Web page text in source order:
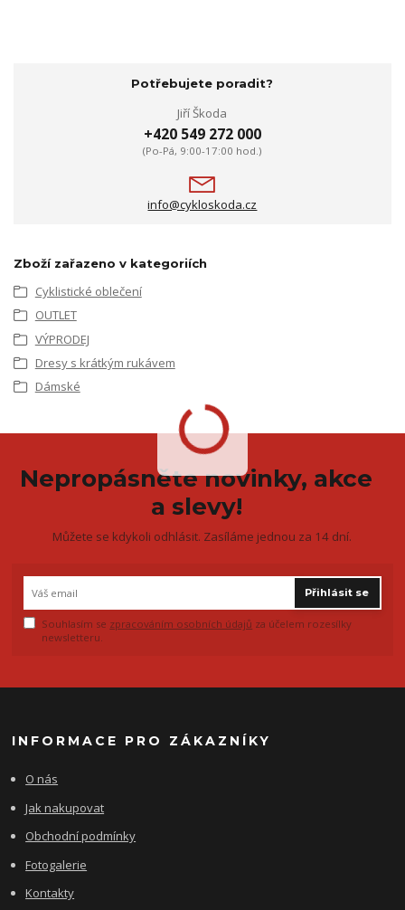
Potřebujete poradit?
Jiří Škoda
+420 549 272 000
(Po-Pá, 9:00-17:00 hod.)
info@cykloskoda.cz
Zboží zařazeno v kategoriích
Cyklistické oblečení
OUTLET
VÝPRODEJ
Dresy s krátkým rukávem
Dámské
Nepropásněte novinky, akce
a slevy!
Můžete se kdykoli odhlásit. Zasíláme jednou za 14 dní.
Přihlásit se
Souhlasím se zpracováním osobních údajů za účelem rozesílky
newsletteru.
INFORMACE PRO ZÁKAZNÍKY
O nás
Jak nakupovat
Obchodní podmínky
Fotogalerie
Kontakty